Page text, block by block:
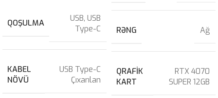
QOŞULMA USB, USB
Type-C
KABEL
NÖVÜ
USB Type-C
Çıxarılan
RƏNG Ağ
QRAFIK
KART
RTX 4070
SUPER 12GB